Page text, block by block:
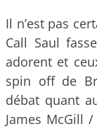
Il n’est pas
Call Saul
adorent et
spin off de
débat quant
James McGill